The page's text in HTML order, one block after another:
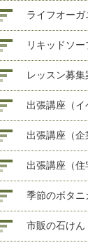
ライフオー
リキッドソー
レッスン募集
出張講座（イ
出張講座（企
出張講座（住
季節のボタニ
市販の石けん